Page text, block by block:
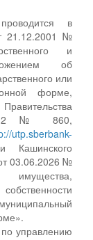
в
21.12.2001 №
и
об
или
форме,
№ 860,
utp.sberbank-
Кашинского
03.06.2026 №
управлению